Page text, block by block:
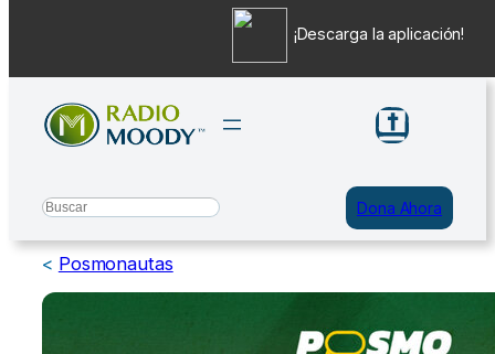
contenido
Search Dona Ahora
< Posmonautas
¡Descarga la aplicación!